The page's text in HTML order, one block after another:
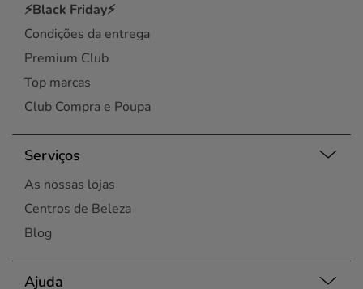
⚡Black Friday⚡
Condições da entrega
Premium Club
Top marcas
Club Compra e Poupa
Serviços
As nossas lojas
Centros de Beleza
Blog
Ajuda